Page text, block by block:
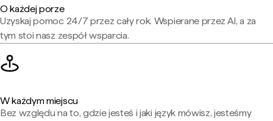
O każdej porze
Uzyskaj pomoc 24/7 przez cały rok. Wspierane przez AI, a za
tym stoi nasz zespół wsparcia.
W każdym miejscu
Bez względu na to, gdzie jesteś i jaki język mówisz, jesteśmy